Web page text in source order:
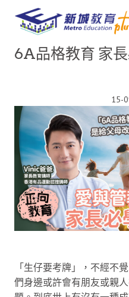
6A品格教育 家
15-
「生仔要考牌」，不經不
們身邊或許會有朋友或親